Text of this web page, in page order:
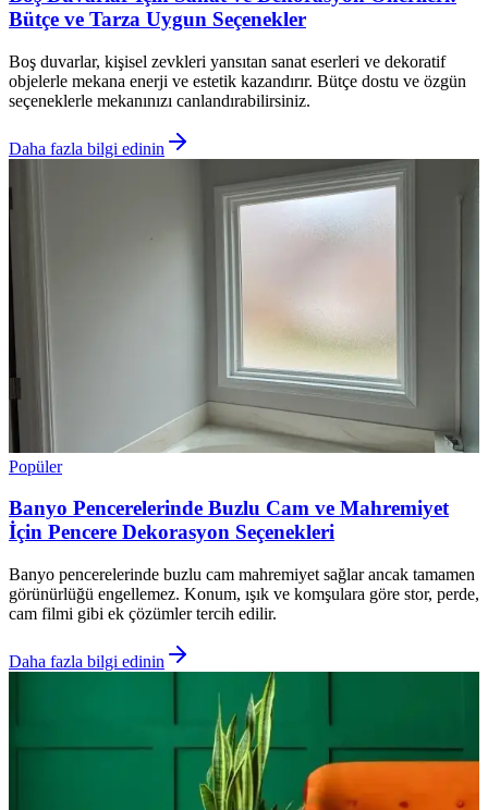
Bütçe ve Tarza Uygun Seçenekler
Boş duvarlar, kişisel zevkleri yansıtan sanat eserleri ve dekoratif
objelerle mekana enerji ve estetik kazandırır. Bütçe dostu ve özgün
seçeneklerle mekanınızı canlandırabilirsiniz.
Daha fazla bilgi edinin
Popüler
Banyo Pencerelerinde Buzlu Cam ve Mahremiyet
İçin Pencere Dekorasyon Seçenekleri
Banyo pencerelerinde buzlu cam mahremiyet sağlar ancak tamamen
görünürlüğü engellemez. Konum, ışık ve komşulara göre stor, perde,
cam filmi gibi ek çözümler tercih edilir.
Daha fazla bilgi edinin